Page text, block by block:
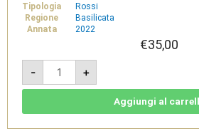
Tipologia
Rossi
Regione
Basilicata
Annata
2022
€35,00
-
La
Procura
2022
-
-
+
Aggiungi al